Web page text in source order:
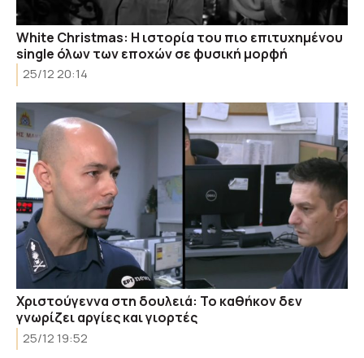
White Christmas: Η ιστορία του πιο επιτυχημένου
single όλων των εποχών σε φυσική μορφή
25/12 20:14
Χριστούγεννα στη δουλειά: Το καθήκον δεν
γνωρίζει αργίες και γιορτές
25/12 19:52